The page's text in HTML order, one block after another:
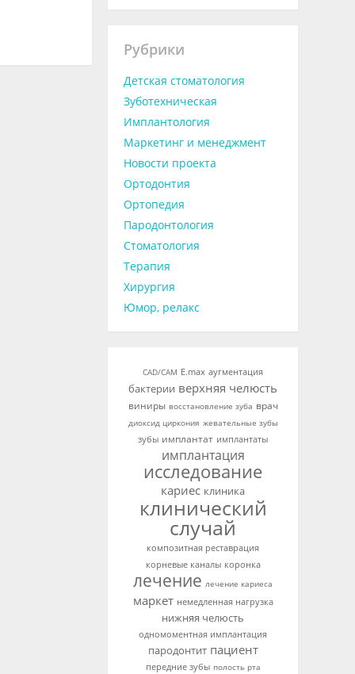
Рубрики
Детская стоматология
Зуботехническая
Имплантология
Маркетинг и менеджмент
Новости проекта
Ортодонтия
Ортопедия
Пародонтология
Стоматология
Терапия
Хирургия
Юмор, релакс
CAD/CAM E.max аугментация
бактерии верхняя челюсть
виниры восстановление зуба врач
диоксид циркония жевательные зубы
зубы имплантат имплантаты
имплантация
исследование
кариес клиника
клинический
случай
композитная реставрация
корневые каналы коронка
лечение лечение кариеса
маркет немедленная нагрузка
нижняя челюсть
одномоментная имплантация
пародонтит пациент
передние зубы полость рта